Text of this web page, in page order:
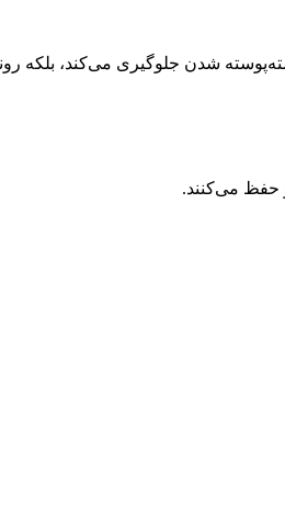
شدن جلوگیری می‌کند، بلکه
و حفظ می‌کنند.